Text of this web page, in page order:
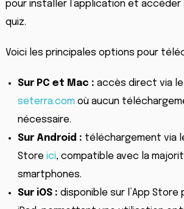
pour installer l’application et accéder
quiz.
Voici les principales options pour
Sur PC et Mac : accès direct via
seterra.com où aucun
nécessaire.
Sur Android : téléchargement via
Store ici, compatible avec la
smartphones.
Sur iOS : disponible sur l’App Store